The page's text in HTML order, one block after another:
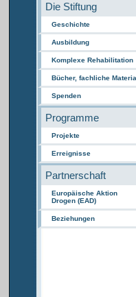
Die Stiftung
Geschichte
Ausbildung
Komplexe Rehabilitation
Bücher, fachliche
Spenden
Programme
Projekte
Erreignisse
Partnerschaft
Europäische Aktion
Drogen (EAD)
Beziehungen